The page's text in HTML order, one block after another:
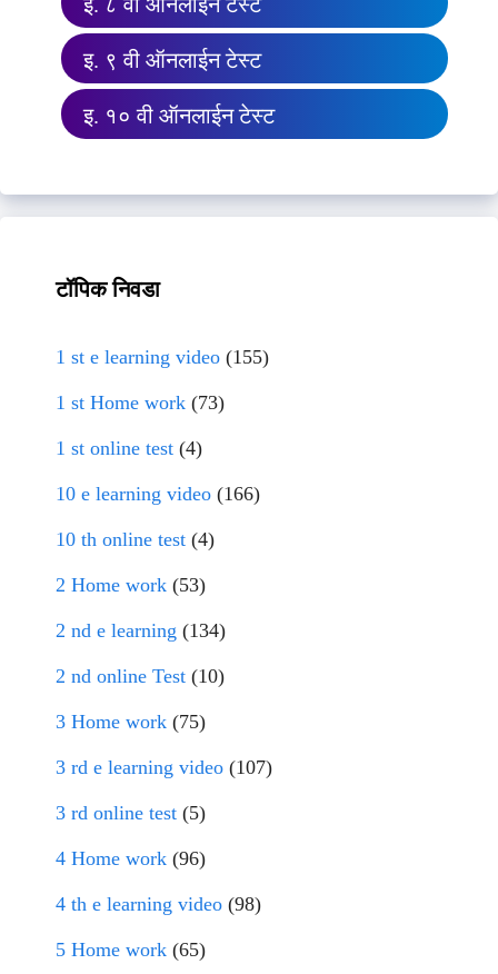
इ. ९ वी ऑनलाईन टेस्ट
इ. १० वी ऑनलाईन टेस्ट
टॉपिक निवडा
1 st e learning video (155)
1 st Home work (73)
1 st online test (4)
10 e learning video (166)
10 th online test (4)
2 Home work (53)
2 nd e learning (134)
2 nd online Test (10)
3 Home work (75)
3 rd e learning video (107)
3 rd online test (5)
4 Home work (96)
4 th e learning video (98)
5 Home work (65)